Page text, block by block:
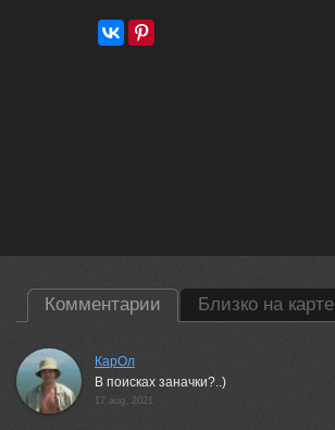
Комментарии Близко на карте
КарОл
В поисках заначки?..)
17 aug, 2021